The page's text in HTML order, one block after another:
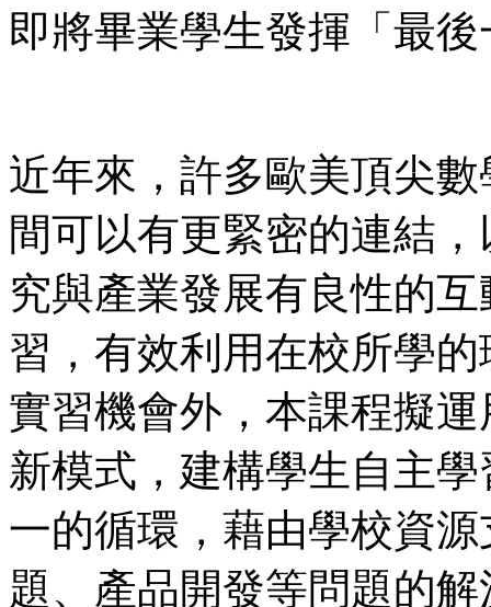
即將畢業學生發揮「最
近年來，許多歐美頂尖
間可以有更緊密的連結
究與產業發展有良性的
習，有效利用在校所學
實習機會外，本課程擬
新模式，建構學生自主
一的循環，藉由學校資
題、產品開發等問題的